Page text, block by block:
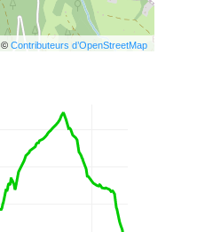
©Contributeurs d’OpenStreetMap